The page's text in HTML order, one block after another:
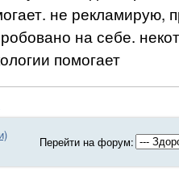
не рекламирую,
на себе.
помогает
Перейти на форум: